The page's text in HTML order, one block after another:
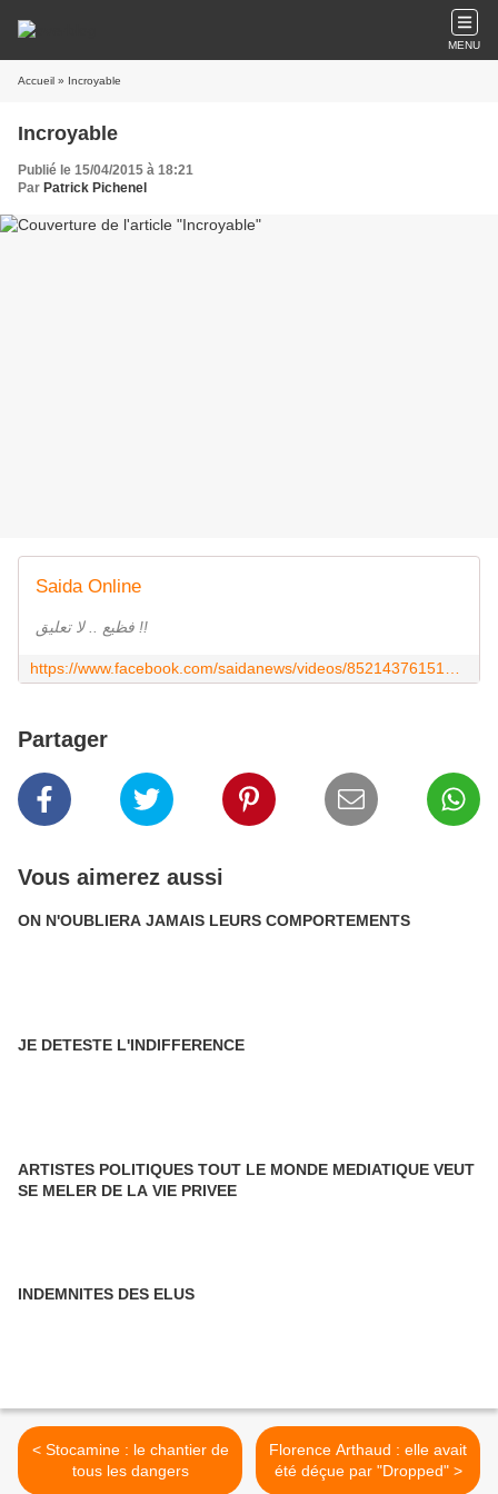
MENU
Accueil » Incroyable
Incroyable
Publié le 15/04/2015 à 18:21
Par Patrick Pichenel
Saida Online
فظيع .. لا تعليق !!
Partager
Vous aimerez aussi
ON N'OUBLIERA JAMAIS LEURS COMPORTEMENTS
JE DETESTE L'INDIFFERENCE
ARTISTES POLITIQUES TOUT LE MONDE MEDIATIQUE VEUT
SE MELER DE LA VIE PRIVEE
INDEMNITES DES ELUS
< Stocamine : le chantier de
tous les dangers
Florence Arthaud : elle avait
été déçue par "Dropped" >